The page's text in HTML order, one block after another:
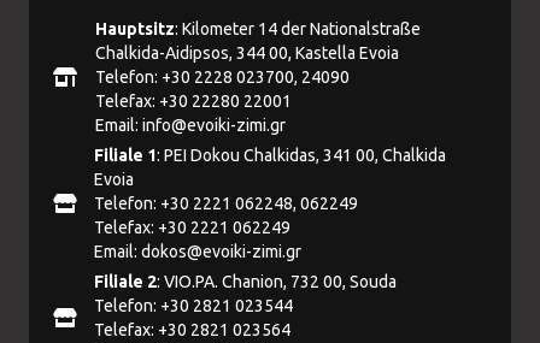
Hauptsitz: Kilometer 14 der Nationalstraße
Chalkida-Aidipsos, 344 00, Kastella Evoia
Telefon: +30 2228 023700, 24090
Telefax: +30 22280 22001
Email: info@evoiki-zimi.gr
Filiale 1: PEI Dokou Chalkidas, 341 00, Chalkida
Evoia
Telefon: +30 2221 062248, 062249
Telefax: +30 2221 062249
Email: dokos@evoiki-zimi.gr
Filiale 2: VIO.PA. Chanion, 732 00, Souda
Telefon: +30 2821 023544
Telefax: +30 2821 023564